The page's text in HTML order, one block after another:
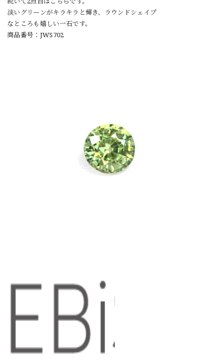
淡いグリーンがキラキラと輝き、ラウンドシェイプ
なところも嬉しい一石です。
商品番号：JWS702